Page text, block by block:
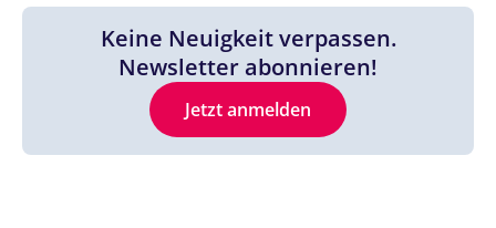
Keine Neuigkeit verpassen.
Newsletter abonnieren!
Jetzt anmelden